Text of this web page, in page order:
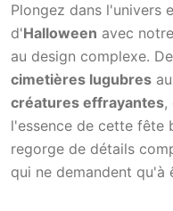
Plongez dans l'univers
d'Halloween avec
au design complexe.
cimetières lugubres
créatures effrayantes,
l'essence de cette fête
regorge de détails
qui ne demandent qu'à